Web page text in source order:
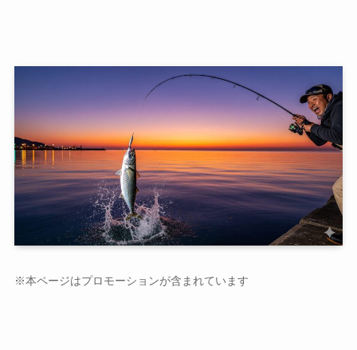
※本ページはプロモーションが含まれています